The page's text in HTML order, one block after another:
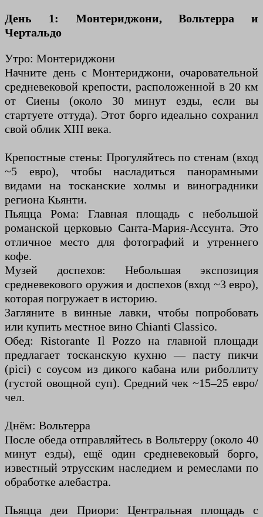
День 1: Монтериджони, Вольтерра и
Чертальдо
Утро: Монтериджони
Начните день с Монтериджони, очаровательной
средневековой крепости, расположенной в 20 км
от Сиены (около 30 минут езды, если вы
стартуете оттуда). Этот борго идеально сохранил
свой облик XIII века.
Крепостные стены: Прогуляйтесь по стенам (вход
~5 евро), чтобы насладиться панорамными
видами на тосканские холмы и виноградники
региона Кьянти.
Пьяцца Рома: Главная площадь с небольшой
романской церковью Санта-Мария-Ассунта. Это
отличное место для фотографий и утреннего
кофе.
Музей доспехов: Небольшая экспозиция
средневекового оружия и доспехов (вход ~3 евро),
которая погружает в историю.
Загляните в винные лавки, чтобы попробовать
или купить местное вино Chianti Classico.
Обед: Ristorante Il Pozzo на главной площади
предлагает тосканскую кухню — пасту пикчи
(pici) с соусом из дикого кабана или риболлиту
(густой овощной суп). Средний чек ~15–25 евро/
чел.
Днём: Вольтерра
После обеда отправляйтесь в Вольтерру (около 40
минут езды), ещё один средневековый борго,
известный этрусским наследием и ремеслами по
обработке алебастра.
Пьяцца деи Приори: Центральная площадь с